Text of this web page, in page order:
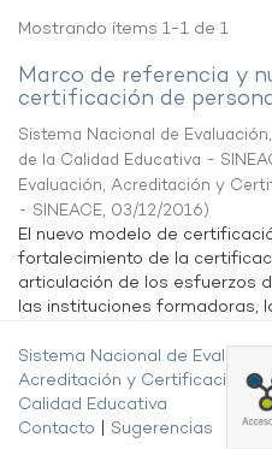
Mostrando ítems 1-1 de 1
Marco de referencia y
certificación de
Sistema Nacional de
de la Calidad Educativa -
Evaluación, Acreditación y
- SINEACE, 03/12/2016)
El nuevo modelo de
fortalecimiento de la
articulación de los esfuerzos
las instituciones formadoras,
Sistema Nacional de Evaluación,
Acreditación y Certificación de
Calidad Educativa
Contacto
Sugerencias